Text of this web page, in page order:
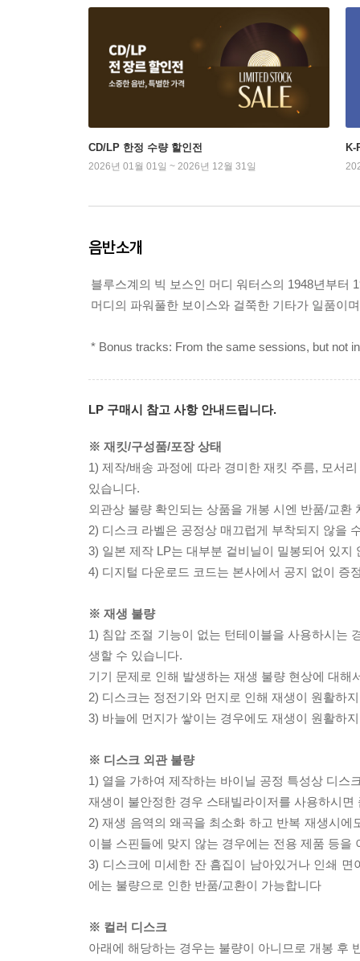
CD/LP 한정 수량 할인전
2026년 01월 01일 ~ 2026년 12월 31일
K-
음반소개
블루스계의 빅 보스인 머디 워터스의 1948년부터
머디의 파워풀한 보이스와 걸쭉한 기타가 일품이
* Bonus tracks: From the same sessions, but not
LP 구매시 참고 사항 안내드립니다.
※ 재킷/구성품/포장 상태
1) 제작/배송 과정에 따라 경미한 재킷 주름, 모서
있습니다.
외관상 불량 확인되는 상품을 개봉 시엔 반품/교환
2) 디스크 라벨은 공정상 매끄럽게 부착되지 않을
3) 일본 제작 LP는 대부분 겉비닐이 밀봉되어 있지
4) 디지털 다운로드 코드는 본사에서 공지 없이 증
※ 재생 불량
1) 침압 조절 기능이 없는 턴테이블을 사용하시는
생할 수 있습니다.
기기 문제로 인해 발생하는 재생 불량 현상에 대
2) 디스크는 정전기와 먼지로 인해 재생이 원활하
3) 바늘에 먼지가 쌓이는 경우에도 재생이 원활하
※ 디스크 외관 불량
1) 열을 가하여 제작하는 바이닐 공정 특성상 디스
재생이 불안정한 경우 스태빌라이저를 사용하시
2) 재생 음역의 왜곡을 최소화 하고 반복 재생시
이블 스핀들에 맞지 않는 경우에는 전용 제품 등
3) 디스크에 미세한 잔 흠집이 남아있거나 인쇄
에는 불량으로 인한 반품/교환이 가능합니다
※ 컬러 디스크
아래에 해당하는 경우는 불량이 아니므로 개봉 후